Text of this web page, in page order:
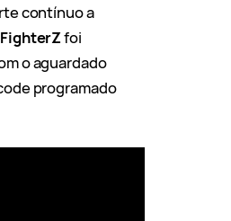
contínuo a
foi
o aguardado
programado